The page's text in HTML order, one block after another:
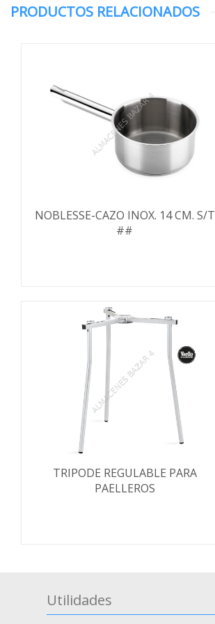
PRODUCTOS RELACIONADOS
NOBLESSE-CAZO INOX. 14 CM. S/T
##
TRIPODE REGULABLE PARA
PAELLEROS
Utilidades